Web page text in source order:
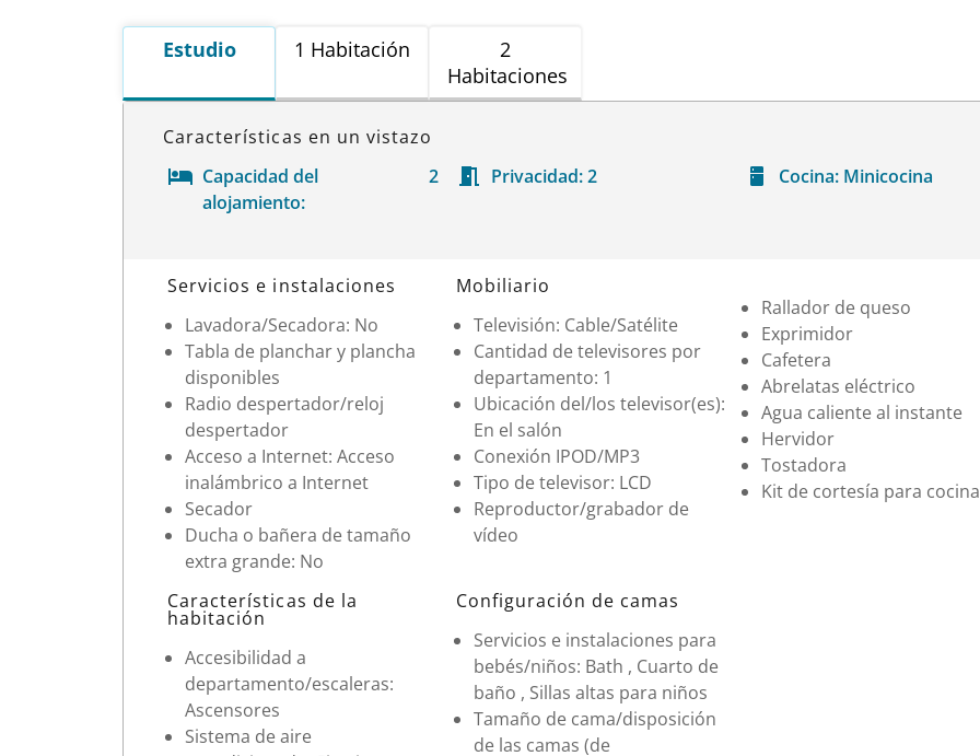
Estudio 1 Habitación
2
Habitaciones
Características en un vistazo
Capacidad del
alojamiento:
2 Privacidad: 2 Cocina: Minicocina
Datos de la habitación
Servicios e instalaciones
Lavadora/Secadora: No
Tabla de planchar y plancha
disponibles
Radio despertador/reloj
despertador
Acceso a Internet: Acceso
inalámbrico a Internet
Secador
Ducha o bañera de tamaño
extra grande: No
Mobiliario
Televisión: Cable/Satélite
Cantidad de televisores por
departamento: 1
Ubicación del/los televisor(es):
En el salón
Conexión IPOD/MP3
Tipo de televisor: LCD
Reproductor/grabador de
vídeo
Rallador de queso
Exprimidor
Cafetera
Abrelatas eléctrico
Agua caliente al instante
Hervidor
Tostadora
Kit de cortesía para cocina
Características de la
habitación
Accesibilidad a
departamento/escaleras:
Ascensores
Sistema de aire
Configuración de camas
Servicios e instalaciones para
bebés/niños: Bath , Cuarto de
baño , Sillas altas para niños
Tamaño de cama/disposición
de las camas (de